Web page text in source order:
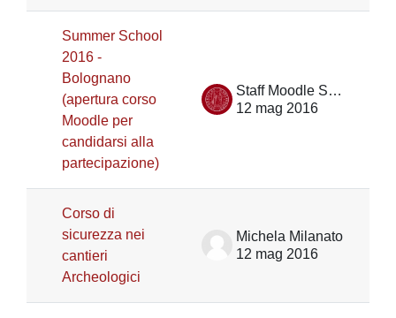
Summer School
2016 -
Bolognano
(apertura corso
Moodle per
candidarsi alla
partecipazione)
Staff Moodle Scienze umane
12 mag 2016
Corso di
sicurezza nei
cantieri
Archeologici
Michela Milanato
12 mag 2016